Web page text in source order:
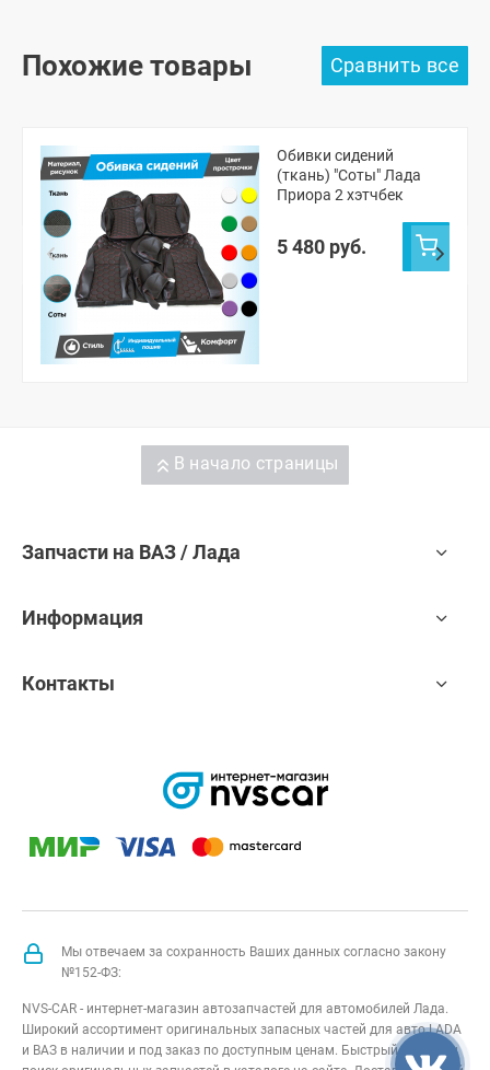
Похожие товары
Обивки сидений
(ткань) "Соты" Лада
Приора 2 хэтчбек
5 480 руб.
В начало страницы
Запчасти на ВАЗ / Лада
Информация
Контакты
Мы отвечаем за сохранность Ваших данных согласно закону
№152-ФЗ:
NVS-CAR - интернет-магазин автозапчастей для автомобилей Лада.
Широкий ассортимент оригинальных запасных частей для авто LADA
и ВАЗ в наличии и под заказ по доступным ценам. Быстрый подбор и